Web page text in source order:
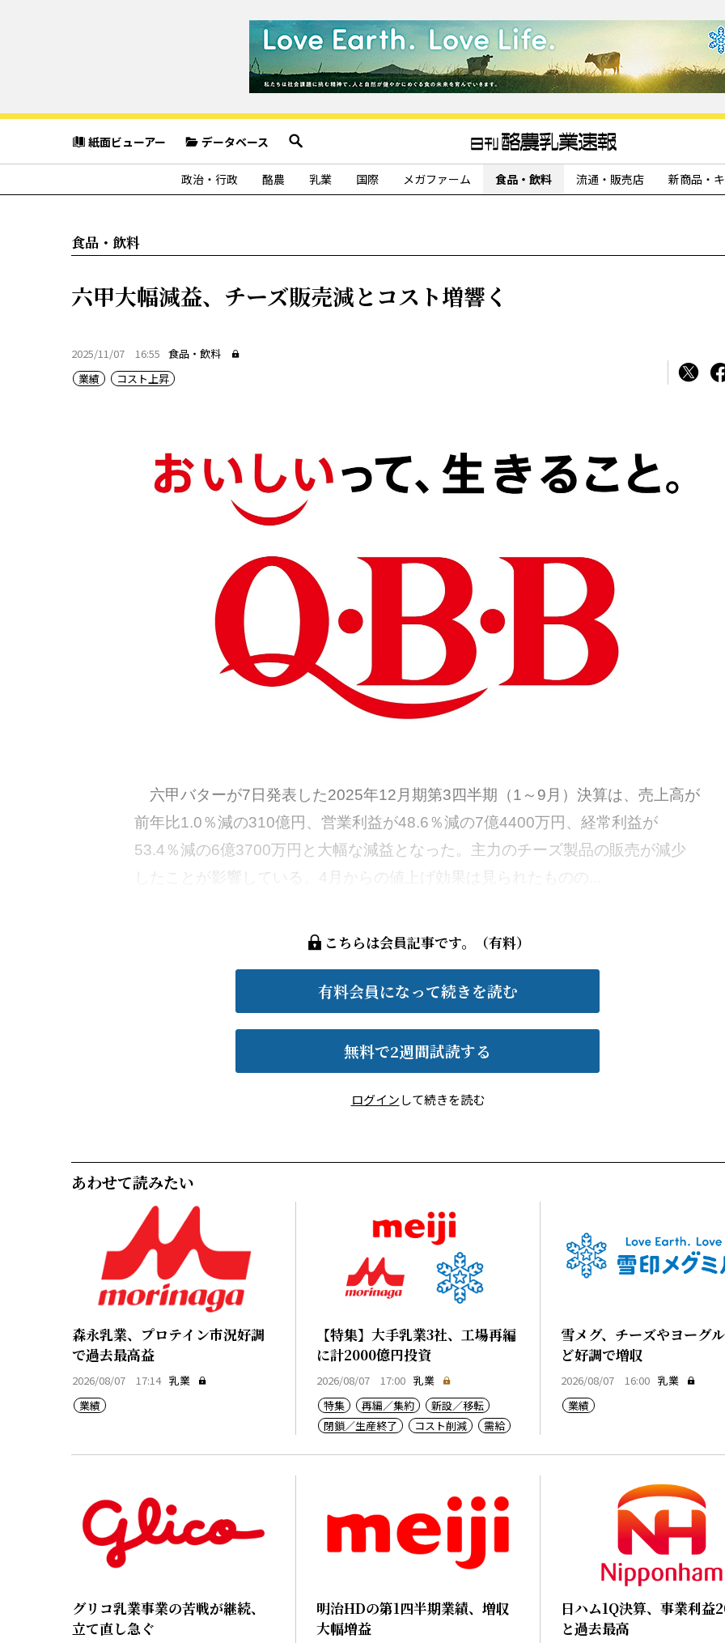
紙面ビューアー データベース
政治・行政 酪農 乳業 国際 メガファーム 食品・飲料 流通・販売店 新商品・
食品・飲料
六甲大幅減益、チーズ販売減とコスト増響く
2025/11/07 16:55 食品・飲料
業績
コスト上昇
六甲バターが7日発表した2025年12月期第3四半期（1～9月）決算は、売上高が
前年比1.0％減の310億円、営業利益が48.6％減の7億4400万円、経常利益が
53.4％減の6億3700万円と大幅な減益となった。主力のチーズ製品の販売が減少
したことが影響している。4月からの値上げ効果は見られたものの...
こちらは会員記事です。（有料）
有料会員になって続きを読む
無料で2週間試読する
ログインして続きを読む
あわせて読みたい
森永乳業、プロテイン市況好調
で過去最高益
2026/08/07 17:14 乳業
業績
【特集】大手乳業3社、工場再編
に計2000億円投資
2026/08/07 17:00 乳業
特集
再編／集約
新設／移転
閉鎖／生産終了
コスト削減
需給
雪メグ、チーズやヨーグ
ど好調で増収
2026/08/07 16:00 乳業
業績
グリコ乳業事業の苦戦が継続、
立て直し急ぐ
明治HDの第1四半期業績、増収
大幅増益
日ハム1Q決算、事業利益
と過去最高